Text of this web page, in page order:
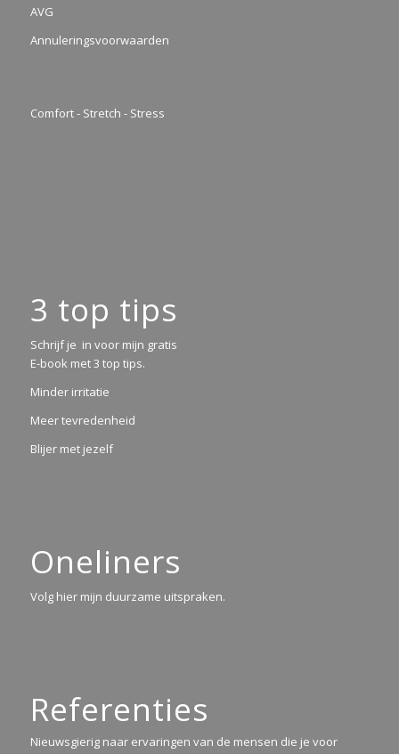
AVG
Annuleringsvoorwaarden
Comfort - Stretch - Stress
3 top tips
Schrijf je in voor mijn gratis
E-book met 3 top tips.
Minder irritatie
Meer tevredenheid
Blijer met jezelf
Oneliners
Volg hier mijn duurzame uitspraken.
Referenties
Nieuwsgierig naar ervaringen van de mensen die je voor